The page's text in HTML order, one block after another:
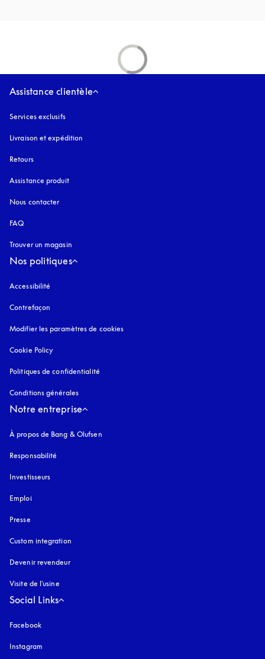
Assistance clientèle
Services exclusifs
Livraison et expédition
Retours
Assistance produit
Nous contacter
FAQ
Trouver un magasin
Nos politiques
Accessibilité
Contrefaçon
Modifier les paramètres de cookies
Cookie Policy
Politiques de confidentialité
Conditions générales
Notre entreprise
À propos de Bang & Olufsen
Responsabilité
Investisseurs
Emploi
Presse
Custom integration
Devenir revendeur
Visite de l'usine
Social Links
Facebook
Instagram